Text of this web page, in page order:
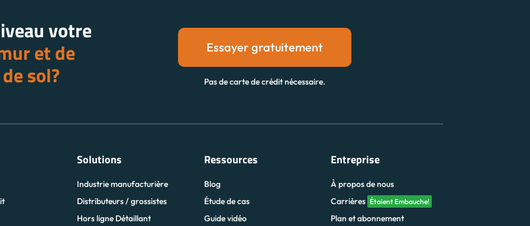
votre
et de
sol?
Essayer gratuitement
Pas de carte de crédit nécessaire.
Solutions
Industrie manufacturière
Distributeurs / grossistes
Hors ligne Détaillant
Ressources
Blog
Étude de cas
Guide vidéo
Entreprise
À propos de nous
Carrières Étaient Embauche!
Plan et abonnement